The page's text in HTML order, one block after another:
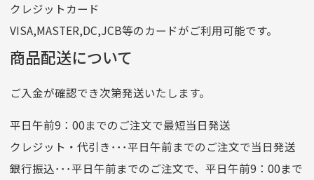
他銀行から
店名
四七八（読みヨンナナハチ）
店番
478
預金種目
普通預金
口座番号
0776226
口座名義
株式会社一条
クレジットカード
VISA,MASTER,DC,JCB等のカードがご利用可能です。
商品配送について
ご入金が確認でき次第発送いたします。
平日午前9：00までのご注文で最短当日発送
クレジット・代引き･･･平日午前までのご注文で当日発送
銀行振込･･･平日午前までのご注文で、平日午前9：00まで